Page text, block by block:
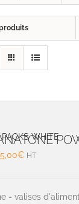
€ HT
- valises